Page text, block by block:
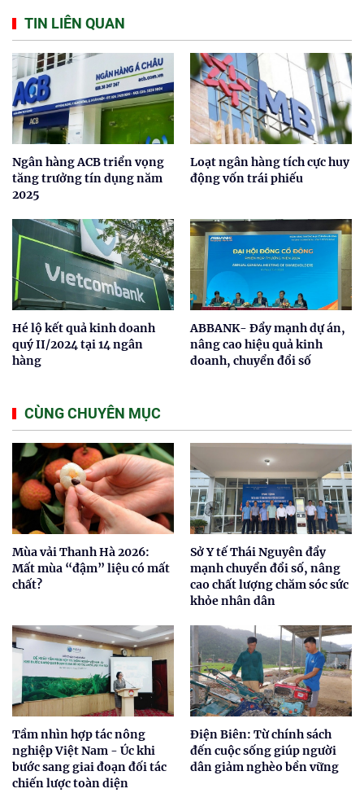
TIN LIÊN QUAN
Ngân hàng ACB triển vọng
tăng trưởng tín dụng năm
2025
Loạt ngân hàng tích cực huy
động vốn trái phiếu
Hé lộ kết quả kinh doanh
quý II/2024 tại 14 ngân
hàng
ABBANK- Đẩy mạnh dự án,
nâng cao hiệu quả kinh
doanh, chuyển đổi số
CÙNG CHUYÊN MỤC
Mùa vải Thanh Hà 2026:
Mất mùa “đậm” liệu có mất
chất?
Sở Y tế Thái Nguyên đẩy
mạnh chuyển đổi số, nâng
cao chất lượng chăm sóc sức
khỏe nhân dân
Tầm nhìn hợp tác nông
nghiệp Việt Nam - Úc khi
bước sang giai đoạn đối tác
chiến lược toàn diện
Điện Biên: Từ chính sách
đến cuộc sống giúp người
dân giảm nghèo bền vững